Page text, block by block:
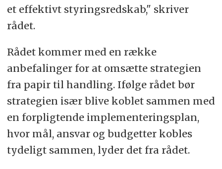
et effektivt styringsredskab," skriver
rådet.
Rådet kommer med en række
anbefalinger for at omsætte strategien
fra papir til handling. Ifølge rådet bør
strategien især blive koblet sammen med
en forpligtende implementeringsplan,
hvor mål, ansvar og budgetter kobles
tydeligt sammen, lyder det fra rådet.